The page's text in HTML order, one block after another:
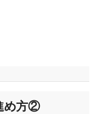
め方②